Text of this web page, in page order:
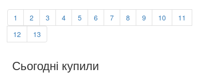
1 2 3 4 5 6 7 8 9 10
11
12
13
Сьогодні купили